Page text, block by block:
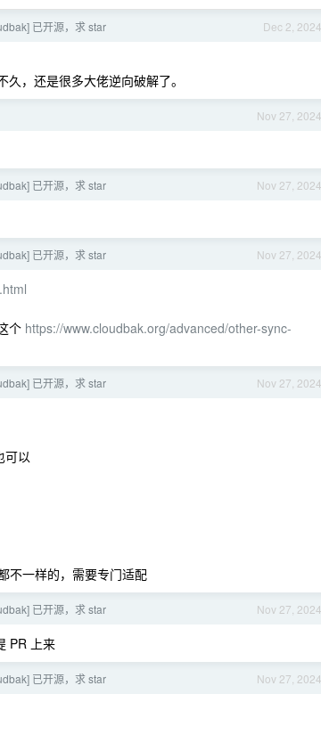
Dec 2, 2024
已开源，求 star
，还是很多大佬逆向破解了。
Nov 27, 2024
Nov 27, 2024
已开源，求 star
Nov 27, 2024
已开源，求 star
个 https://www.cloudbak.org/advanced/other-sync-
Nov 27, 2024
已开源，求 star
可以
不一样的，需要专门适配
Nov 27, 2024
已开源，求 star
PR 上来
Nov 27, 2024
已开源，求 star